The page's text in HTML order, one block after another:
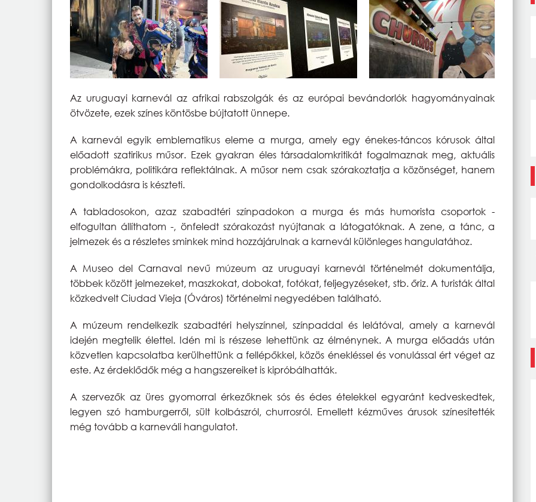
Az uruguayi karnevál az afrikai rabszolgák és az európai bevándorlók hagyományainak
ötvözete, ezek színes köntösbe bújtatott ünnepe.
A karnevál egyik emblematikus eleme a murga, amely egy énekes-táncos kórusok által
előadott szatirikus műsor. Ezek gyakran éles társadalomkritikát fogalmaznak meg, aktuális
problémákra, politikára reflektálnak. A műsor nem csak szórakoztatja a közönséget, hanem
gondolkodásra is készteti.
A tabladosokon, azaz szabadtéri színpadokon a murga és más humorista csoportok -
elfogultan állíthatom -, önfeledt szórakozást nyújtanak a látogatóknak. A zene, a tánc, a
jelmezek és a részletes sminkek mind hozzájárulnak a karnevál különleges hangulatához.
A Museo del Carnaval nevű múzeum az uruguayi karnevál történelmét dokumentálja,
többek között jelmezeket, maszkokat, dobokat, fotókat, feljegyzéseket, stb. őriz. A turisták által
közkedvelt Ciudad Vieja (Óváros) történelmi negyedében található.
A múzeum rendelkezik szabadtéri helyszínnel, színpaddal és lelátóval, amely a karnevál
idején megtelik élettel. Idén mi is részese lehettünk az élménynek. A murga előadás után
közvetlen kapcsolatba kerülhettünk a fellépőkkel, közös énekléssel és vonulással ért véget az
este. Az érdeklődők még a hangszereiket is kipróbálhatták.
A szervezők az üres gyomorral érkezőknek sós és édes ételekkel egyaránt kedveskedtek,
legyen szó hamburgerről, sült kolbászról, churrosról. Emellett kézműves árusok színesítették
még tovább a karneváli hangulatot.